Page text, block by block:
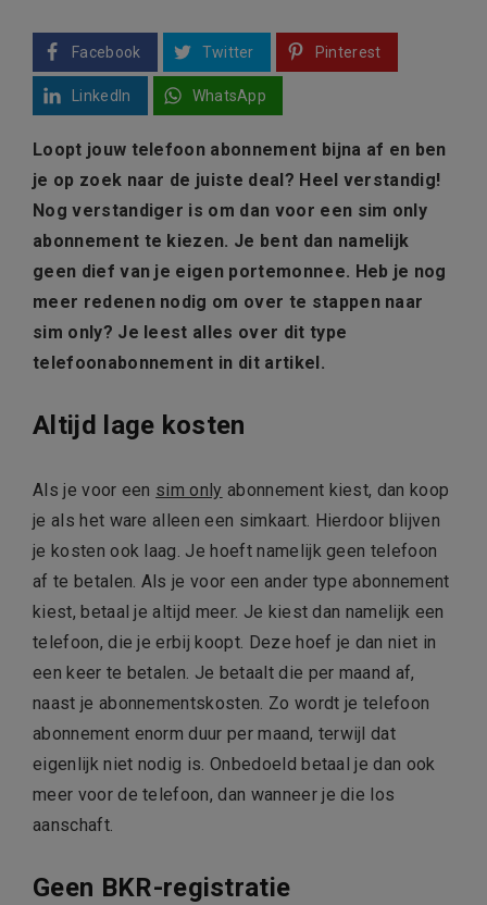
Facebook Twitter Pinterest
LinkedIn WhatsApp
Loopt jouw telefoon abonnement bijna af en ben
je op zoek naar de juiste deal? Heel verstandig!
Nog verstandiger is om dan voor een sim only
abonnement te kiezen. Je bent dan namelijk
geen dief van je eigen portemonnee. Heb je nog
meer redenen nodig om over te stappen naar
sim only? Je leest alles over dit type
telefoonabonnement in dit artikel.
Altijd lage kosten
Als je voor een sim only abonnement kiest, dan koop
je als het ware alleen een simkaart. Hierdoor blijven
je kosten ook laag. Je hoeft namelijk geen telefoon
af te betalen. Als je voor een ander type abonnement
kiest, betaal je altijd meer. Je kiest dan namelijk een
telefoon, die je erbij koopt. Deze hoef je dan niet in
een keer te betalen. Je betaalt die per maand af,
naast je abonnementskosten. Zo wordt je telefoon
abonnement enorm duur per maand, terwijl dat
eigenlijk niet nodig is. Onbedoeld betaal je dan ook
meer voor de telefoon, dan wanneer je die los
aanschaft.
Geen BKR-registratie